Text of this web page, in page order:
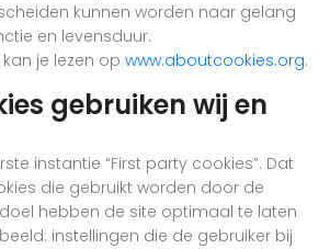
kunnen worden naar gelang
en levensduur.
je lezen op www.aboutcookies.org.
gebruiken wij en
instantie “First party cookies”. Dat
die gebruikt worden door de
hebben de site optimaal te laten
instellingen die de gebruiker bij